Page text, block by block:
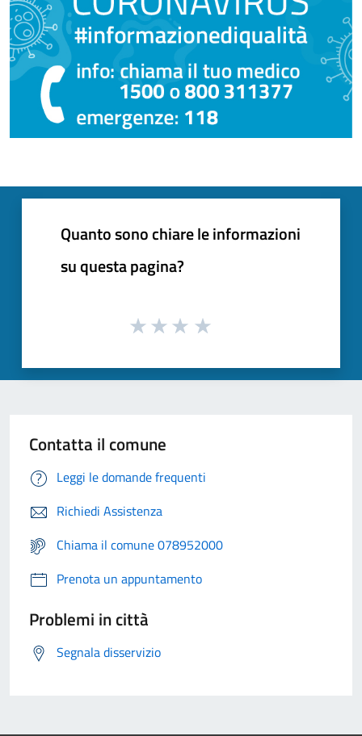
Quanto sono chiare le informazioni
su questa pagina?
Contatta il comune
Leggi le domande frequenti
Richiedi Assistenza
Chiama il comune 078952000
Prenota un appuntamento
Problemi in città
Segnala disservizio